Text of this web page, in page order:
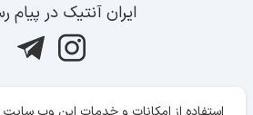
ایران آنتیک در پیام